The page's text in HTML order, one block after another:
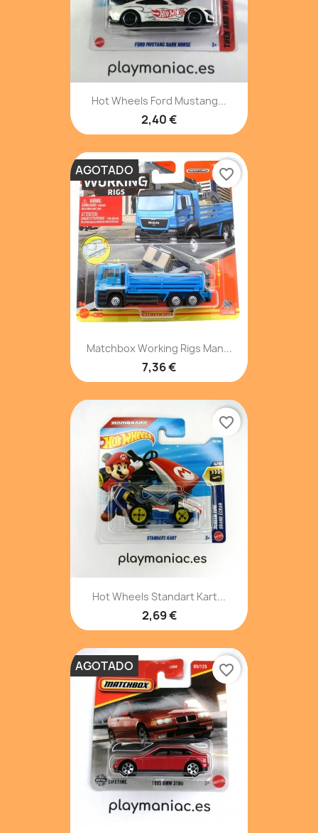
Hot Wheels Ford Mustang...
2,40 €
Matchbox Working Rigs Man...
7,36 €
AGOTADO favorite_border
Hot Wheels Standart Kart...
2,69 €
favorite_border
AGOTADO favorite_border